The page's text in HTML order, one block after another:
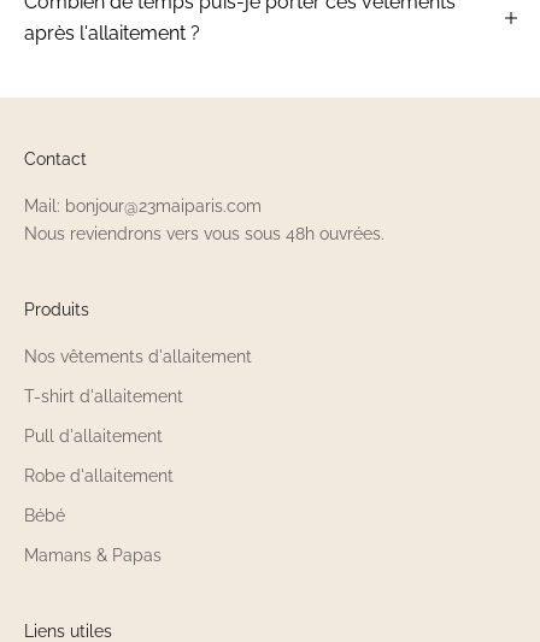
après l'allaitement ?
Contact
Mail: bonjour@23maiparis.com
Nous reviendrons vers vous sous 48h ouvrées.
Produits
Nos vêtements d'allaitement
T-shirt d'allaitement
Pull d'allaitement
Robe d'allaitement
Bébé
Mamans & Papas
Liens utiles